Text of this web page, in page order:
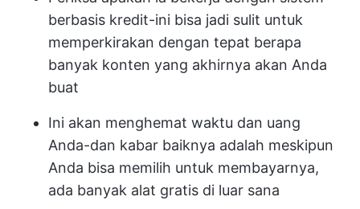
berbasis kredit-ini bisa jadi sulit untuk
memperkirakan dengan tepat berapa
banyak konten yang akhirnya akan Anda
buat
Ini akan menghemat waktu dan uang
Anda-dan kabar baiknya adalah meskipun
Anda bisa memilih untuk membayarnya,
ada banyak alat gratis di luar sana